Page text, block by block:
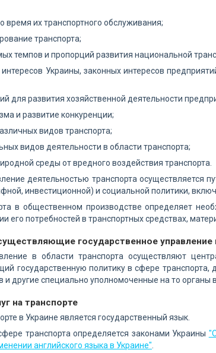
время их транспортного обслуживания;
транспорта;
темпов и пропорций развития национальной
Украины, законных интересов
для развития хозяйственной деятельности
и развитие конкуренции;
видов транспорта;
видов деятельности в области транспорта;
среды от вредного воздействия транспорта.
деятельностью транспорта осуществляется
инвестиционной) и социальной политики,
в общественном производстве определяет
его потребностей в транспортных средствах,
государственное управление
в области транспорта осуществляют
государственную политику в сфере транспорта,
другие специально уполномоченные на то органы
на транспорте
в Украине является государственный язык.
транспорта определяется законами Украины
английского языка в Украине"